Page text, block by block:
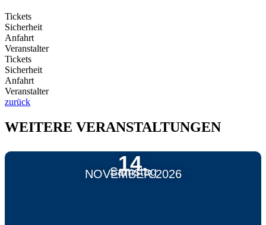
Tickets
Sicherheit
Anfahrt
Veranstalter
Tickets
Sicherheit
Anfahrt
Veranstalter
zurück
WEITERE VERANSTALTUNGEN
14.
NOVEMBER 2026
Samstag